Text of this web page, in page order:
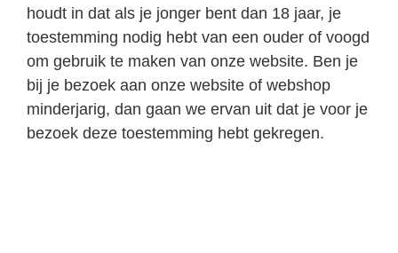
houdt in dat als je jonger bent dan 18 jaar, je
toestemming nodig hebt van een ouder of voogd
om gebruik te maken van onze website. Ben je
bij je bezoek aan onze website of webshop
minderjarig, dan gaan we ervan uit dat je voor je
bezoek deze toestemming hebt gekregen.